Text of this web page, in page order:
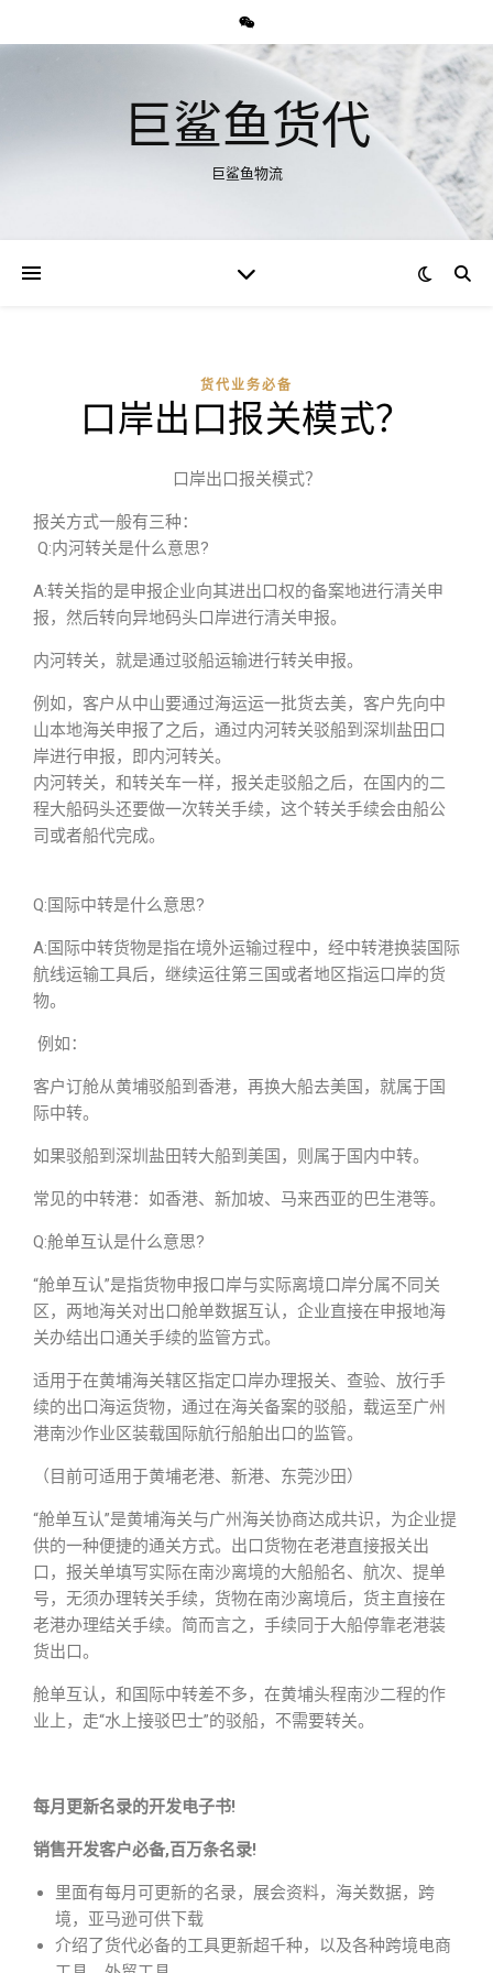
巨鲨鱼货代
巨鲨鱼物流
货代业务必备
口岸出口报关模式？
口岸出口报关模式？
报关方式一般有三种：
Q:内河转关是什么意思?
A:转关指的是申报企业向其进出口权的备案地进行清关申
报，然后转向异地码头口岸进行清关申报。
内河转关，就是通过驳船运输进行转关申报。
例如，客户从中山要通过海运运一批货去美，客户先向中
山本地海关申报了之后，通过内河转关驳船到深圳盐田口
岸进行申报，即内河转关。
内河转关，和转关车一样，报关走驳船之后，在国内的二
程大船码头还要做一次转关手续，这个转关手续会由船公
司或者船代完成。
Q:国际中转是什么意思?
A:国际中转货物是指在境外运输过程中，经中转港换装国际
航线运输工具后，继续运往第三国或者地区指运口岸的货
物。
例如：
客户订舱从黄埔驳船到香港，再换大船去美国，就属于国
际中转。
如果驳船到深圳盐田转大船到美国，则属于国内中转。
常见的中转港：如香港、新加坡、马来西亚的巴生港等。
Q:舱单互认是什么意思?
“舱单互认”是指货物申报口岸与实际离境口岸分属不同关
区，两地海关对出口舱单数据互认，企业直接在申报地海
关办结出口通关手续的监管方式。
适用于在黄埔海关辖区指定口岸办理报关、查验、放行手
续的出口海运货物，通过在海关备案的驳船，载运至广州
港南沙作业区装载国际航行船舶出口的监管。
（目前可适用于黄埔老港、新港、东莞沙田）
“舱单互认”是黄埔海关与广州海关协商达成共识，为企业提
供的一种便捷的通关方式。出口货物在老港直接报关出
口，报关单填写实际在南沙离境的大船船名、航次、提单
号，无须办理转关手续，货物在南沙离境后，货主直接在
老港办理结关手续。简而言之，手续同于大船停靠老港装
货出口。
舱单互认，和国际中转差不多，在黄埔头程南沙二程的作
业上，走“水上接驳巴士”的驳船，不需要转关。
每月更新名录的开发电子书!
销售开发客户必备,百万条名录!
里面有每月可更新的名录，展会资料，海关数据，跨
境，亚马逊可供下载
介绍了货代必备的工具更新超千种，以及各种跨境电商